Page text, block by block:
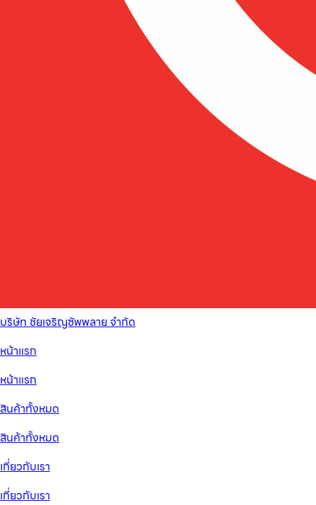
บริษัท ชัยเจริญซัพพลาย จำกัด
หน้าแรก
หน้าแรก
สินค้าทั้งหมด
สินค้าทั้งหมด
เกี่ยวกับเรา
เกี่ยวกับเรา